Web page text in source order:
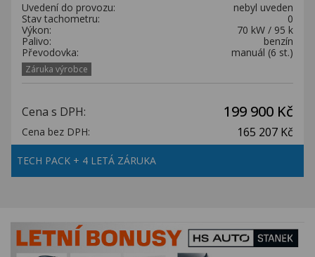
Uvedení do provozu:
nebyl uveden
Stav tachometru:
0
Výkon:
70 kW / 95 k
Palivo:
benzín
Převodovka:
manuál (6 st.)
Záruka výrobce
Cena s DPH: 199 900 Kč
Cena bez DPH: 165 207 Kč
TECH PACK + 4 LETÁ ZÁRUKA